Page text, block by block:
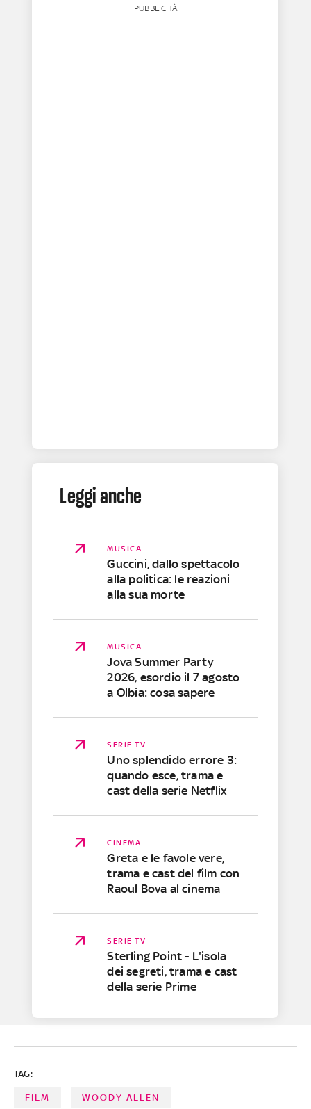
PUBBLICITÀ
Leggi anche
MUSICA
Guccini, dallo spettacolo
alla politica: le reazioni
alla sua morte
MUSICA
Jova Summer Party
2026, esordio il 7 agosto
a Olbia: cosa sapere
SERIE TV
Uno splendido errore 3:
quando esce, trama e
cast della serie Netflix
CINEMA
Greta e le favole vere,
trama e cast del film con
Raoul Bova al cinema
SERIE TV
Sterling Point - L'isola
dei segreti, trama e cast
della serie Prime
TAG:
FILM WOODY ALLEN